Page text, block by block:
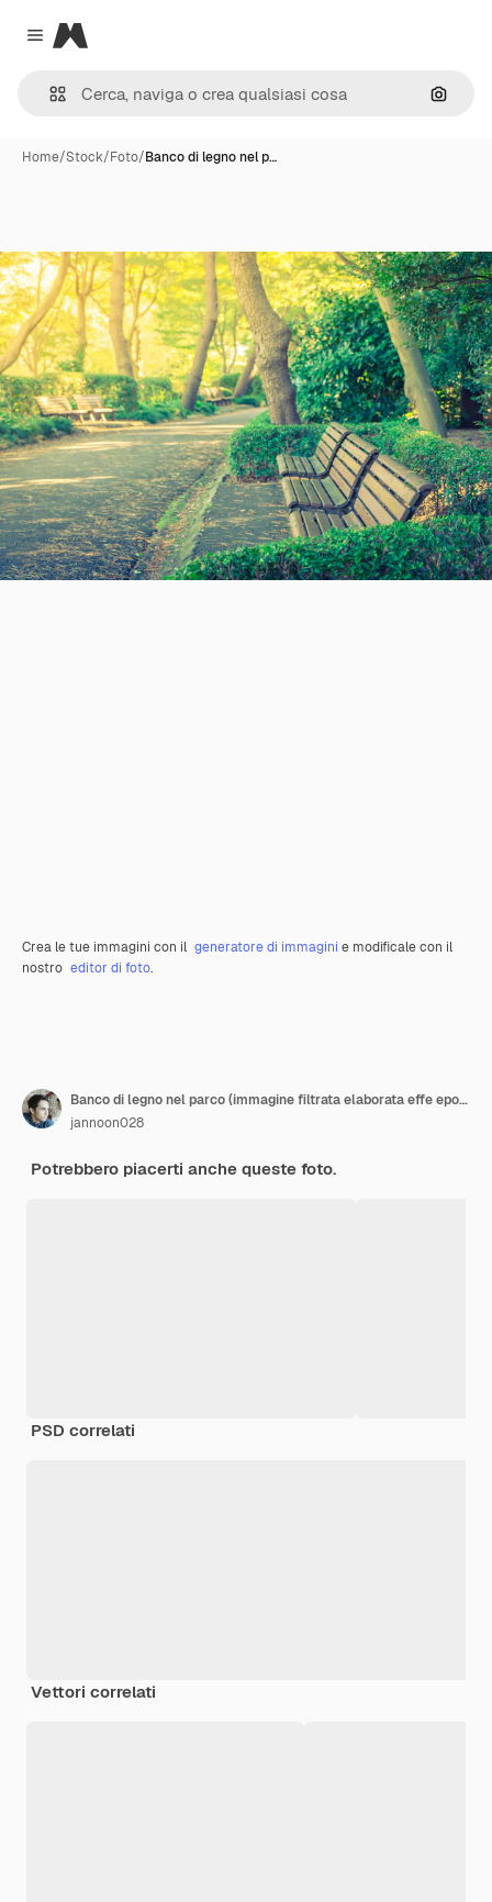
Close menu
Magnific
Cerca
Home/Stock/Foto/Banco di legno nel p…
Crea le tue immagini con il generatore di immagini e modificale con il
nostro editor di foto.
Banco di legno nel parco (immagine filtrata elaborata effe epoca
jannoon028
Potrebbero piacerti anche queste foto.
PSD correlati
Vettori correlati